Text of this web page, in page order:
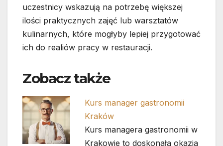
uczestnicy wskazują na potrzebę większej
ilości praktycznych zajęć lub warsztatów
kulinarnych, które mogłyby lepiej przygotować
ich do realiów pracy w restauracji.
Zobacz także
Kurs manager gastronomii
Kraków
Kurs managera gastronomii w
Krakowie to doskonała okazja